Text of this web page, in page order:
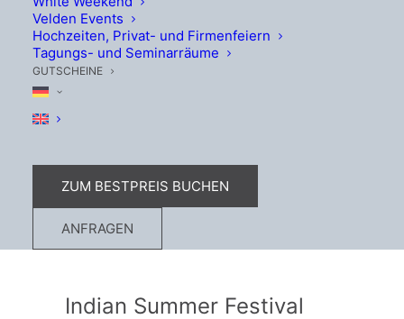
Velden Events
Hochzeiten, Privat- und Firmenfeiern
Tagungs- und Seminarräume
GUTSCHEINE
ZUM BESTPREIS BUCHEN
ANFRAGEN
Indian Summer Festival